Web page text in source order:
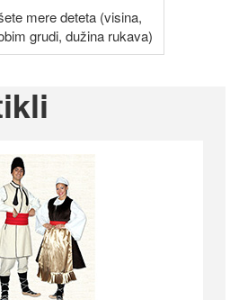
mere deteta (visina,
grudi, dužina rukava)